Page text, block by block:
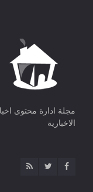
مجلة ادارة محتوى
الاخبارية